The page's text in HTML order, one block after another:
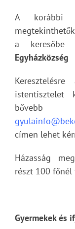
A korábbi
a
Egyházközség
istentisztelet
címen lehet
Házasság
részt 100
Gyermekek és